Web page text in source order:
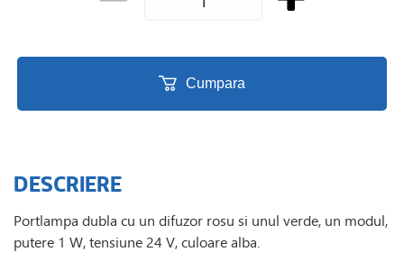
Cumpara
DESCRIERE
Portlampa dubla cu un difuzor rosu si unul verde, un modul,
putere 1 W, tensiune 24 V, culoare alba.